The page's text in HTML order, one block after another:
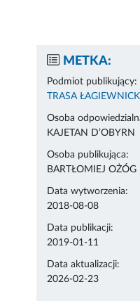
METKA:
Podmiot publikujący:
TRASA
Osoba
KAJETAN D’OBYRN
Osoba publikująca:
BARTŁOMIEJ OŻÓG
Data wytworzenia:
2018-08-08
Data publikacji:
2019-01-11
Data aktualizacji:
2026-02-23